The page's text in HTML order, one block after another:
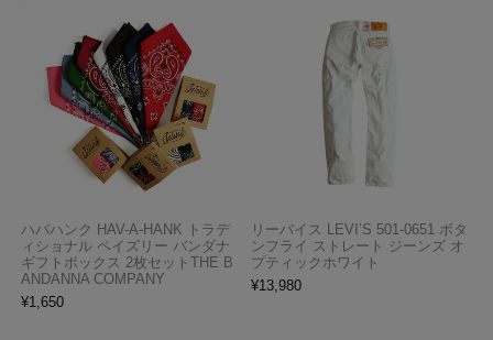
ハバハンク HAV-A-HANK トラデ
ィショナル ペイズリー バンダナ
ギフトボックス 2枚セットTHE B
ANDANNA COMPANY
¥1,650
リーバイス LEVI’S 501-0651 ボタ
ンフライ ストレート ジーンズ オ
プティックホワイト
¥13,980